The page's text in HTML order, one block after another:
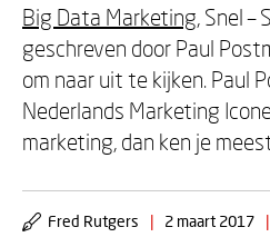
Big Data Marketing, Snel –
geschreven door Paul
om naar uit te kijken. Paul
Nederlands Marketing
marketing, dan ken je
Fred Rutgers | 2 maart 2017 |